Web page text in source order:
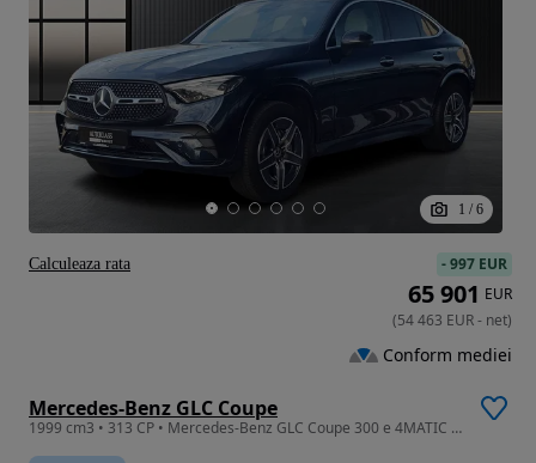
1 / 6
Mercedes-Benz GLC Coupe
1999 cm3 • 313 CP • Mercedes-Benz GLC Coupe 300 e 4MATIC Plug-in Hybrid, an 2024
-997 EUR
65 901 EUR
(54 463 EUR- net)
Conform mediei
Calculeaza rata